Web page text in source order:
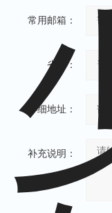
常用邮箱：
省份：
详细地址：
补充说明：